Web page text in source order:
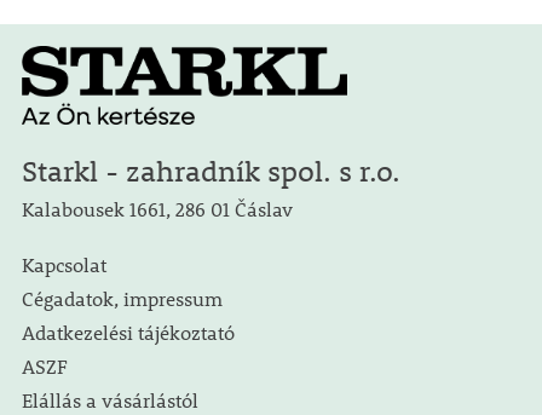
Starkl - zahradník spol. s r.o.
Kalabousek 1661, 286 01 Čáslav
Kapcsolat
Cégadatok, impressum
Adatkezelési tájékoztató
ASZF
Elállás a vásárlástól